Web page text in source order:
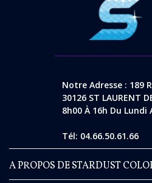
Notre Adresse : 189
30126 ST LAURENT
8h00 À 16h Du Lundi
Tél: 04.66.50.61.66
A PROPOS DE STARDUST